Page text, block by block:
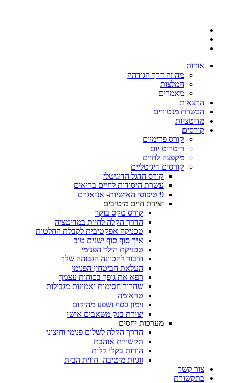
אודות
מה זה דרך הגודהה
המלצות
מאמרים
הרצאות
הכשרת מנטורים
מדיטציות
קורסים
קורס פרימיום
ריטריט יום
מקפצה לחיים
קורסים דיגיטליים
קורס הדגל הדיגיטלי
עשרת היסודות לחיים בריאים
9 טיפוסי האישיות- אניאגרם
יצירת חיים מיטיבים
קורס טקס בוקר
הדרך הקלה לחיות במדיטציה
טכניקה אפקטיבית לקבלת החלטות
איך סוף סוף ישנים טוב
טכניקת הילד הפנימי
חיבור להכוונה הגבוהה שלך
העלאת הביטחון הפנימי
רפא את גופך בכוחות עצמך
שחרור חסימות ואמונות מגבילות
טראומה
זימון כסף ושפע מהיקום
יצירת בנק משאבים אישי
מערכות יחסים
הדרך הקלה לשלום פנימי וחיצוני
תקשורת אוהבת
הורות בקלי קלות
זוגיות מיטיבה- חווית הבית
צור קשר
בתקשורת